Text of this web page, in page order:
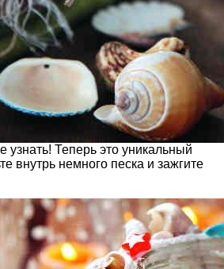
Теперь это уникальный
внутрь немного песка и зажгите